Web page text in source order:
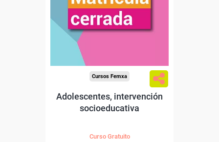
Cursos Femxa
Adolescentes, intervención
socioeducativa
Curso Gratuito